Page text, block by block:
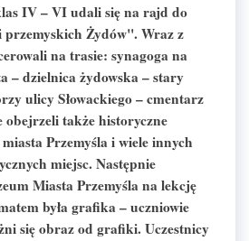
IV – VI udali się na rajd do
przemyskich Żydów". Wraz z
na trasie: synagoga na
– dzielnica żydowska – stary
ulicy Słowackiego – cmentarz
obejrzeli także historyczne
Przemyśla i wiele innych
miejsc. Następnie
Miasta Przemyśla na lekcję
była grafika – uczniowie
się obraz od grafiki. Uczestnicy